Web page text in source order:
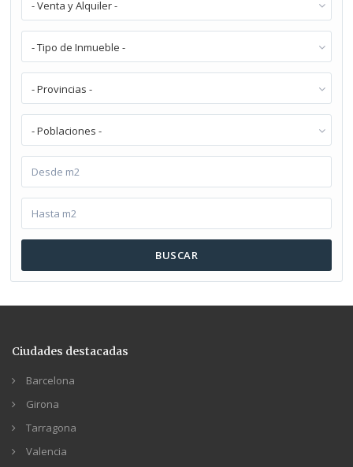
- Venta y Alquiler -
- Tipo de Inmueble -
- Provincias -
- Poblaciones -
BUSCAR
Ciudades destacadas
Barcelona
Girona
Tarragona
Valencia